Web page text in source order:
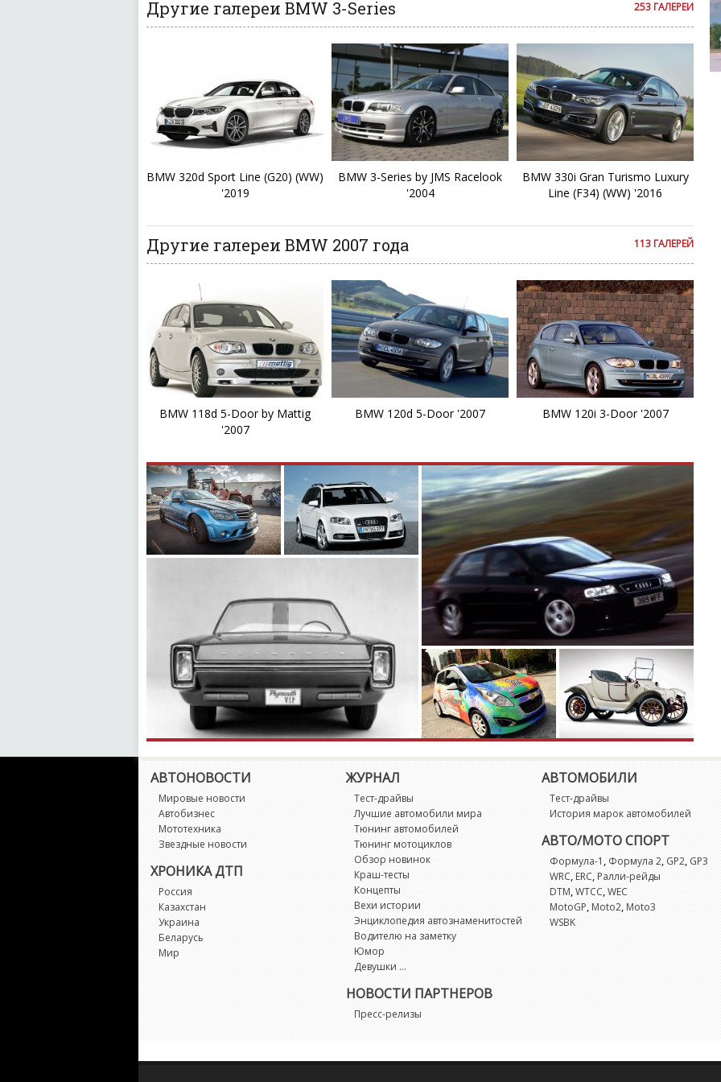
253 ГАЛЕРЕИ
Другие галереи BMW 3-Series
BMW 320d Sport Line (G20) (WW)
'2019
BMW 3-Series by JMS Racelook
'2004
BMW 330i Gran Turismo Luxury
Line (F34) (WW) '2016
113 ГАЛЕРЕЙ
Другие галереи BMW 2007 года
BMW 118d 5-Door by Mattig
'2007
BMW 120d 5-Door '2007 BMW 120i 3-Door '2007
i4
АВТОНОВОСТИ
Мировые новости
Автобизнес
Мототехника
Звездные новости
ХРОНИКА ДТП
Россия
Казахстан
Украина
Беларусь
Мир
ЖУРНАЛ
Тест-драйвы
Лучшие автомобили мира
Тюнинг автомобилей
Тюнинг мотоциклов
Обзор новинок
Краш-тесты
Концепты
Вехи истории
Энциклопедия автознаменитостей
Водителю на заметку
Юмор
Девушки ...
НОВОСТИ ПАРТНЕРОВ
Пресс-релизы
АВТОМОБИЛИ
Тест-драйвы
История марок автомобилей
АВТО/МОТО СПОРТ
Формула-1 , Формула 2, GP2, GP3
WRC,ERC,Ралли-рейды
DTM,WTCC,WEC
MotoGP,Moto2,Moto3
WSBK